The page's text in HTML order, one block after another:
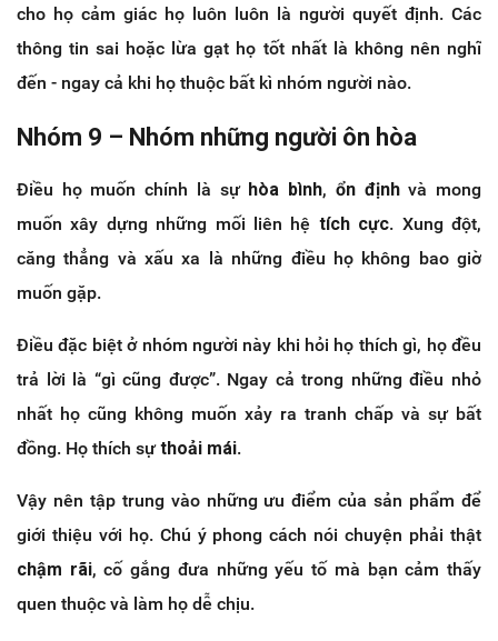
cho họ cảm giác họ luôn luôn là người quyết định. Các
thông tin sai hoặc lừa gạt họ tốt nhất là không nên nghĩ
đến - ngay cả khi họ thuộc bất kì nhóm người nào.
Nhóm 9 – Nhóm những người ôn hòa
Điều họ muốn chính là sự hòa bình, ổn địnhvà mong
muốn xây dựng những mối liên hệ tích cực. Xung đột,
căng thẳng và xấu xa là những điều họ không bao giờ
muốn gặp.
Điều đặc biệt ở nhóm người này khi hỏi họ thích gì, họ đều
trả lời là “gì cũng được”. Ngay cả trong những điều nhỏ
nhất họ cũng không muốn xảy ra tranh chấp và sự bất
đồng. Họ thích sựthoải mái.
Vậy nên tập trung vào những ưu điểm của sản phẩm để
giới thiệu với họ. Chú ý phong cách nói chuyện phải thật
chậm rãi, cố gắng đưa những yếu tố mà bạn cảm thấy
quen thuộc và làm họ dễ chịu.